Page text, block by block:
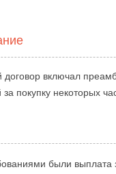
включал
за покупку некоторых
были